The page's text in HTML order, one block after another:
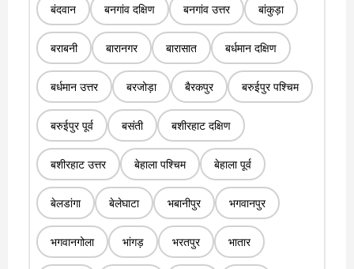
बंदवान बनगांव दक्षिण बनगांव उत्तर बांकुड़ा
बराबनी बारानगर बारासात बर्धमान दक्षिण
बर्धमान उत्तर बरजोड़ा बैरकपुर बरुईपुर पश्चिम
बरुईपुर पूर्व बसंती बशीरहाट दक्षिण
बशीरहाट उत्तर बेहाला पश्चिम बेहाला पूर्व
बेलडांगा बेलेघाटा भबानीपुर भगवानपुर
भगवानगोला भांगड़ भरतपुर भातार